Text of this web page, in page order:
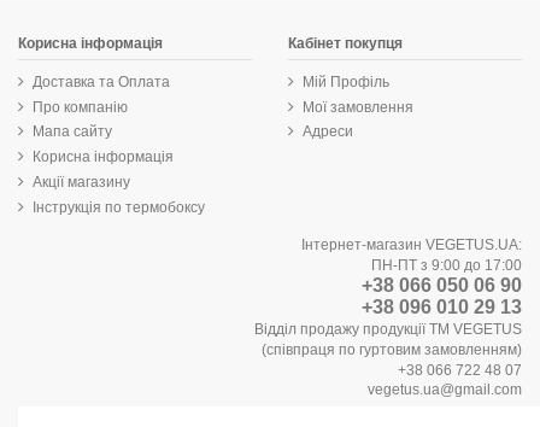
Корисна інформація
Доставка та Оплата
Про компанію
Мапа сайту
Корисна інформація
Акції магазину
Інструкція по термобоксу
Кабінет покупця
Мій Профіль
Мої замовлення
Адреси
Інтернет-магазин VEGETUS.UA:
ПН-ПТ з 9:00 до 17:00
+38 066 050 06 90
+38 096 010 29 13
Відділ продажу продукції ТМ VEGETUS
(співпраця по гуртовим замовленням)
+38 066 722 48 07
vegetus.ua@gmail.com